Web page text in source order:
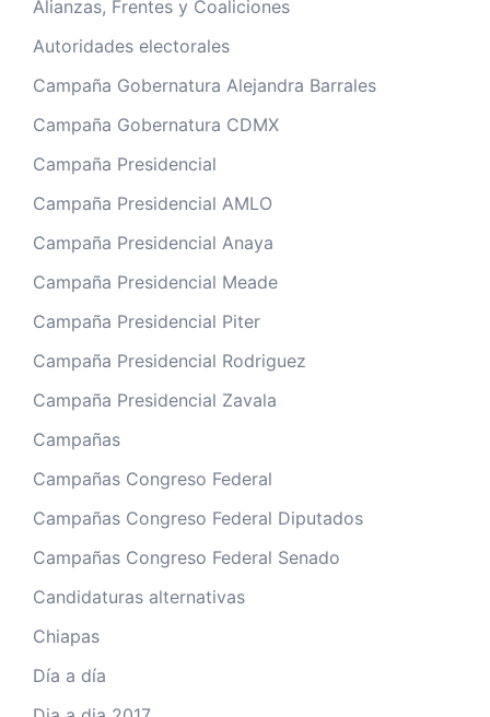
Alianzas, Frentes y Coaliciones
Autoridades electorales
Campaña Gobernatura Alejandra Barrales
Campaña Gobernatura CDMX
Campaña Presidencial
Campaña Presidencial AMLO
Campaña Presidencial Anaya
Campaña Presidencial Meade
Campaña Presidencial Piter
Campaña Presidencial Rodriguez
Campaña Presidencial Zavala
Campañas
Campañas Congreso Federal
Campañas Congreso Federal Diputados
Campañas Congreso Federal Senado
Candidaturas alternativas
Chiapas
Día a día